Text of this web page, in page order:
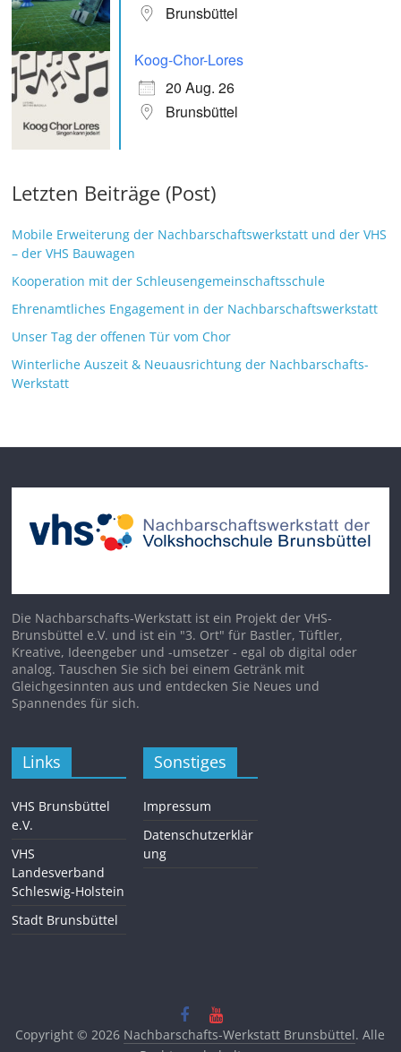
Brunsbüttel
Koog-Chor-Lores
20 Aug. 26
Brunsbüttel
Letzten Beiträge (Post)
Mobile Erweiterung der Nachbarschaftswerkstatt und der VHS
– der VHS Bauwagen
Kooperation mit der Schleusengemeinschaftsschule
Ehrenamtliches Engagement in der Nachbarschaftswerkstatt
Unser Tag der offenen Tür vom Chor
Winterliche Auszeit & Neuausrichtung der Nachbarschafts-
Werkstatt
Die Nachbarschafts-Werkstatt ist ein Projekt der VHS-
Brunsbüttel e.V. und ist ein "3. Ort" für Bastler, Tüftler,
Kreative, Ideengeber und -umsetzer - egal ob digital oder
analog. Tauschen Sie sich bei einem Getränk mit
Gleichgesinnten aus und entdecken Sie Neues und
Spannendes für sich.
Links
VHS Brunsbüttel
e.V.
VHS
Landesverband
Schleswig-Holstein
Stadt Brunsbüttel
Sonstiges
Impressum
Datenschutzerklär
ung
Copyright © 2026 Nachbarschafts-Werkstatt Brunsbüttel. Alle